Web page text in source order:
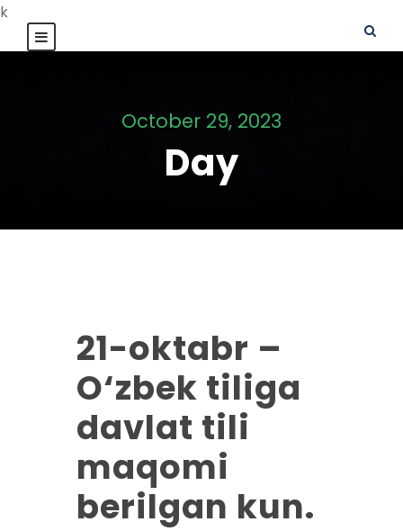
k
October 29, 2023
Day
21-oktabr –
O‘zbek tiliga
davlat tili
maqomi
berilgan kun.